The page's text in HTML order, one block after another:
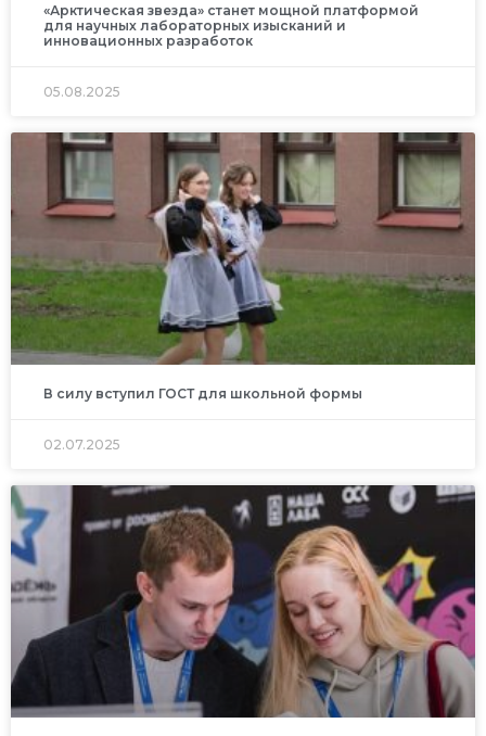
«Арктическая звезда» станет мощной платформой
для научных лабораторных изысканий и
инновационных разработок
05.08.2025
В силу вступил ГОСТ для школьной формы
02.07.2025